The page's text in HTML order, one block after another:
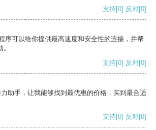
支持[0] 反对[0]
序可以给你提供最高速度和安全性的连接，并帮
支持[0] 反对[0]
助手，让我能够找到最优惠的价格，买到最合适
支持[0] 反对[0]